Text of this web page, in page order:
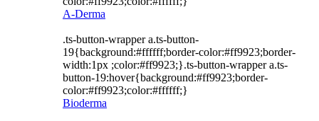
A-Derma
.ts-button-wrapper a.ts-button-
19{background:#ffffff;border-color:#ff9923;border-
width:1px ;color:#ff9923;}.ts-button-wrapper a.ts-
button-19:hover{background:#ff9923;border-
color:#ff9923;color:#ffffff;}
Bioderma